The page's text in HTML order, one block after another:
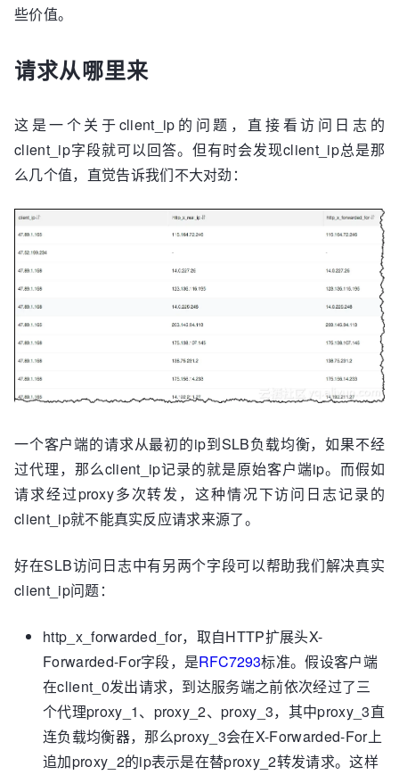
些价值。
请求从哪里来
这是一个关于client_ip的问题，直接看访问日志的
client_ip字段就可以回答。但有时会发现client_ip总是那
么几个值，直觉告诉我们不大对劲：
一个客户端的请求从最初的ip到SLB负载均衡，如果不经
过代理，那么client_ip记录的就是原始客户端ip。而假如
请求经过proxy多次转发，这种情况下访问日志记录的
client_ip就不能真实反应请求来源了。
好在SLB访问日志中有另两个字段可以帮助我们解决真实
client_ip问题：
http_x_forwarded_for，取自HTTP扩展头X-
Forwarded-For字段，是RFC7293标准。假设客户端
在client_0发出请求，到达服务端之前依次经过了三
个代理proxy_1、proxy_2、proxy_3，其中proxy_3直
连负载均衡器，那么proxy_3会在X-Forwarded-For上
追加proxy_2的ip表示是在替proxy_2转发请求。这样